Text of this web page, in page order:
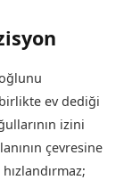
ev dediği
izini
çevresine